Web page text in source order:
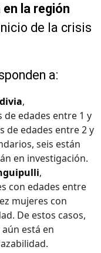
la región
de la crisis
a:
,
edades entre 1 y
de edades entre 2 y
seis están
en investigación.
,
con edades entre
mujeres con
De estos casos,
está en